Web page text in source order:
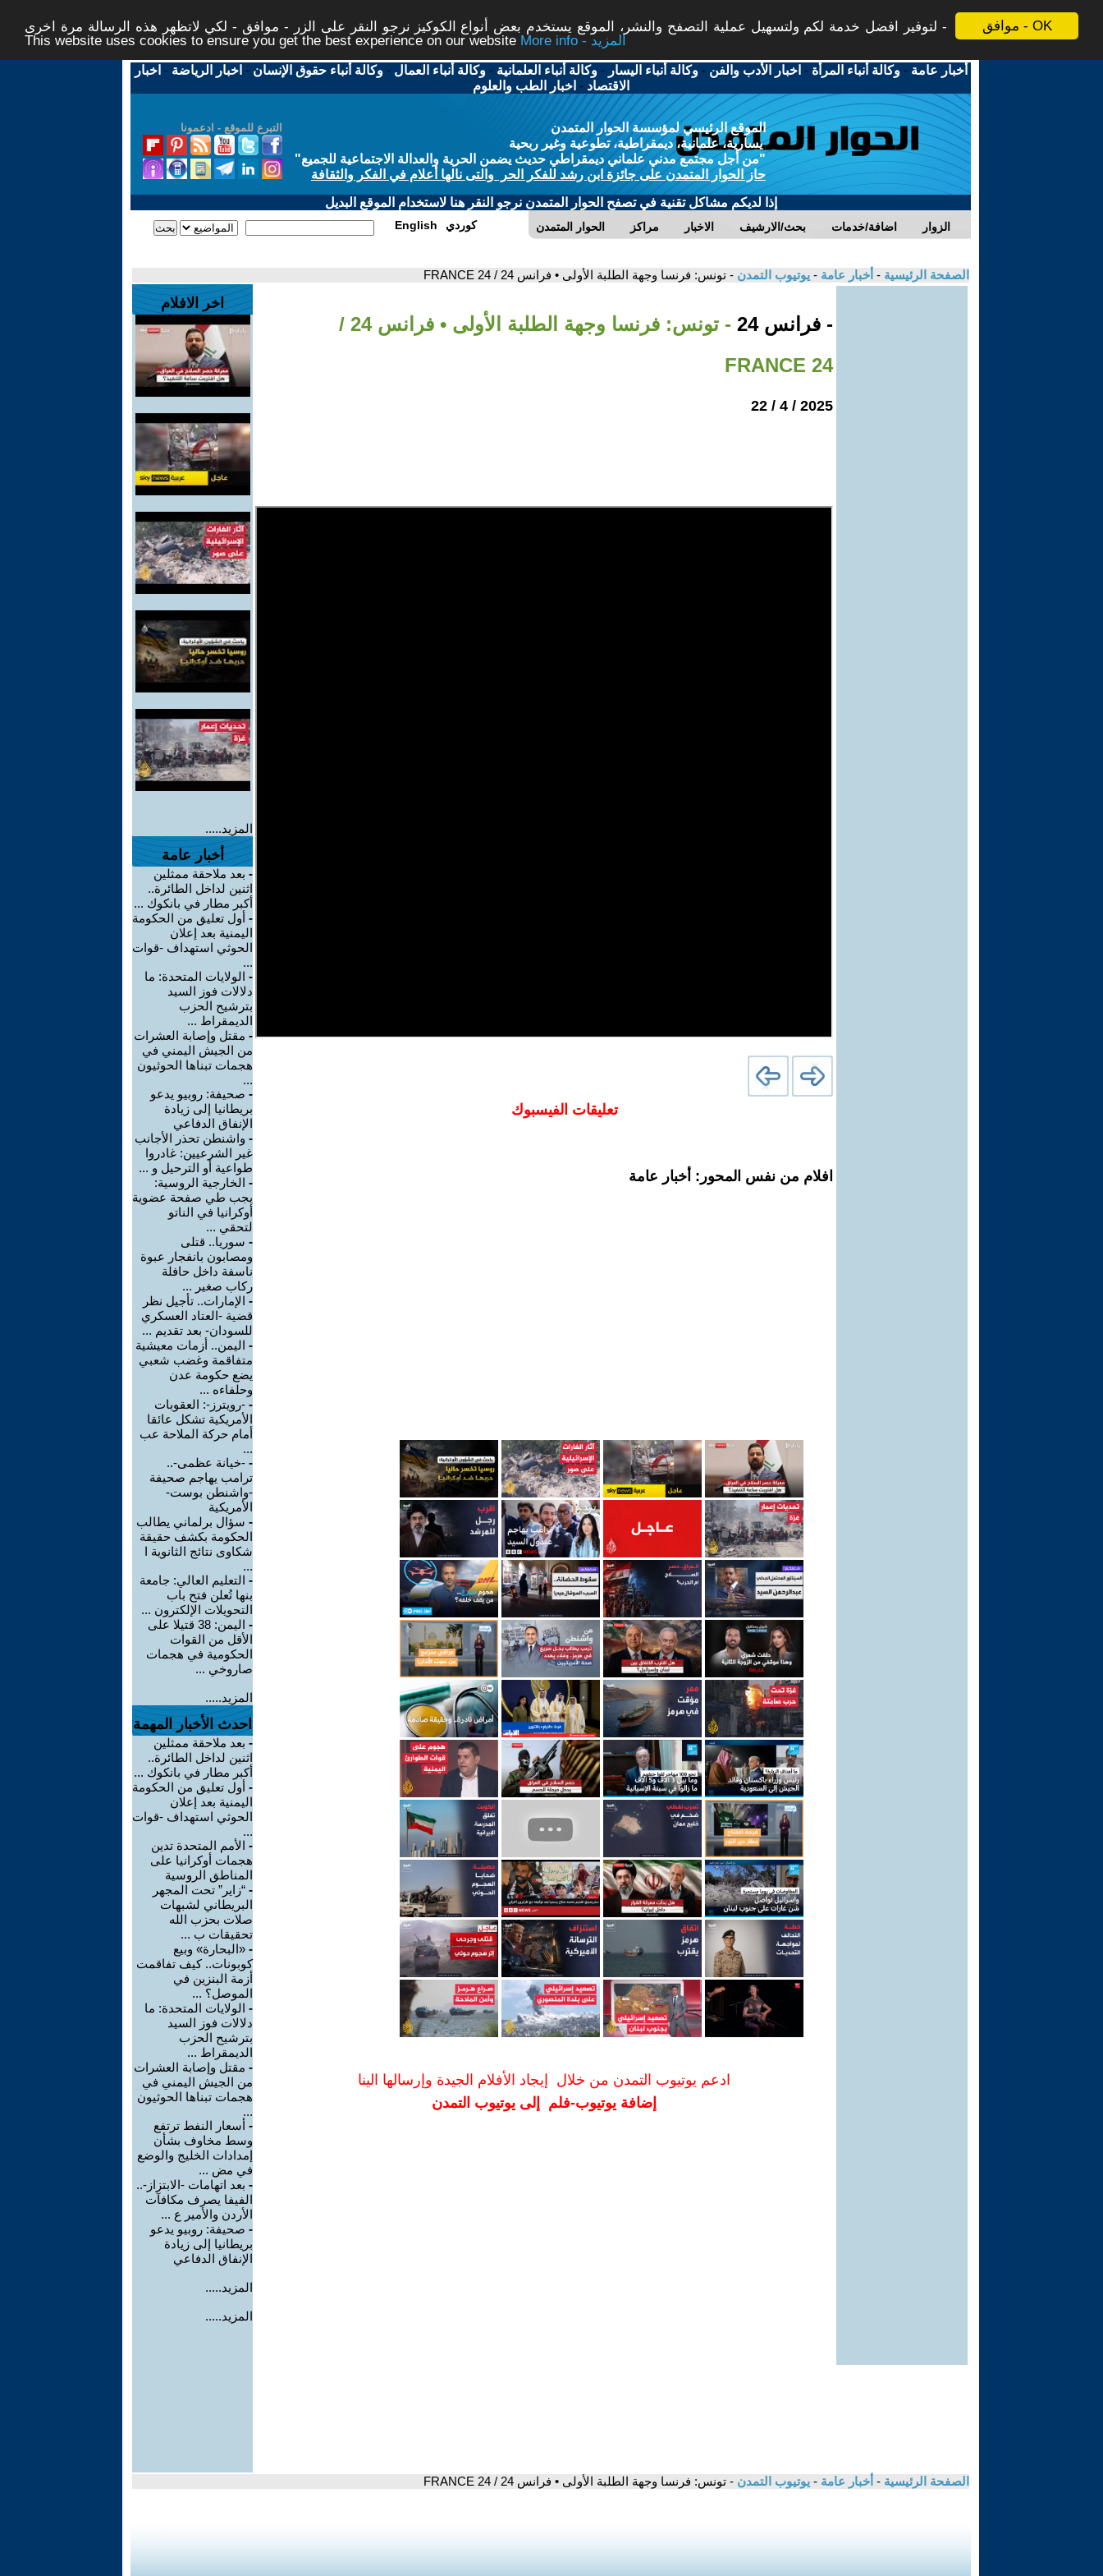
موافق - OK
لتوفير افضل خدمة لكم ولتسهيل عملية التصفح والنشر، الموقع يستخدم بعض أنواع الكوكيز نرجو النقر على الزر - موافق - لكي لاتظهر هذه الرسالة مرة اخرى -
This website uses cookies to ensure you get the best experience on our website
More info - المزيد
أخبار عامة -وكالة أنباء المرأة - اخبار الأدب والفن -وكالة أنباء اليسار -وكالة أنباء العلمانية -وكالة أنباء العمال -وكالة أنباء حقوق الإنسان - اخبار الرياضة - اخبار
الاقتصاد - اخبار الطب والعلوم
التبرع للموقع - ادعمونا
الموقع الرئيسي لمؤسسة الحوار المتمدن
يسارية، علمانية، ديمقراطية، تطوعية وغير ربحية
"من أجل مجتمع مدني علماني ديمقراطي حديث يضمن الحرية والعدالة الاجتماعية للجميع"
حاز الحوار المتمدن على جائزة ابن رشد للفكر الحر والتى نالها أعلام في الفكر والثقافة
إذا لديكم مشاكل تقنية في تصفح الحوار المتمدن نرجو النقر هنا لاستخدام الموقع البديل
الحوار المتمدن مراكز الاخبار بحث/الارشيف اضافة/خدمات الزوار English كوردي
الصفحة الرئيسية - أخبار عامة - يوتيوب التمدن - تونس: فرنسا وجهة الطلبة الأولى • فرانس 24 / FRANCE 24
- فرانس 24
- تونس: فرنسا وجهة الطلبة الأولى • فرانس 24 /
FRANCE 24
2025 / 4 / 22
تعليقات الفيسبوك
افلام من نفس المحور: أخبار عامة
ادعم يوتيوب التمدن من خلال إيجاد الأفلام الجيدة وإرسالها الينا
إضافة يوتيوب-فلم إلى يوتيوب التمدن
اخر الافلام
المزيد.....
أخبار عامة
- بعد ملاحقة ممثلين
اثنين لداخل الطائرة..
أكبر مطار في بانكوك ...
- أول تعليق من الحكومة
اليمنية بعد إعلان
الحوثي استهداف -قوات
...
- الولايات المتحدة: ما
دلالات فوز السيد
بترشيح الحزب
الديمقراط ...
- مقتل وإصابة العشرات
من الجيش اليمني في
هجمات تبناها الحوثيون
...
- صحيفة: روبيو يدعو
بريطانيا إلى زيادة
الإنفاق الدفاعي
- واشنطن تحذر الأجانب
غير الشرعيين: غادروا
طواعية أو الترحيل و ...
- الخارجية الروسية:
يجب طي صفحة عضوية
أوكرانيا في الناتو
لتحقي ...
- سوريا.. قتلى
ومصابون بانفجار عبوة
ناسفة داخل حافلة
ركاب صغير ...
- الإمارات.. تأجيل نظر
قضية -العتاد العسكري
للسودان- بعد تقديم ...
- اليمن.. أزمات معيشية
متفاقمة وغضب شعبي
يضع حكومة عدن
وحلفاءه ...
- -رويترز-: العقوبات
الأمريكية تشكل عائقا
أمام حركة الملاحة عب
...
- -خيانة عظمى-..
ترامب يهاجم صحيفة
-واشنطن بوست-
الأمريكية
- سؤال برلماني يطالب
الحكومة بكشف حقيقة
شكاوى نتائج الثانوية ا
...
- التعليم العالي: جامعة
بنها تُعلن فتح باب
التحويلات الإلكترون ...
-
اليمن: 38 قتيلا على
الأقل من القوات
الحكومية في هجمات
صاروخي ...
المزيد.....
احدث الأخبار المهمة
- بعد ملاحقة ممثلين
اثنين لداخل الطائرة..
أكبر مطار في بانكوك ...
- أول تعليق من الحكومة
اليمنية بعد إعلان
الحوثي استهداف -قوات
...
- الأمم المتحدة تدين
هجمات أوكرانيا على
المناطق الروسية
- “زاير” تحت المجهر
البريطاني لشبهات
صلات بحزب الله
تحقيقات ب ...
- «البحارة» وبيع
كوبونات.. كيف تفاقمت
أزمة البنزين في
الموصل؟ ...
- الولايات المتحدة: ما
دلالات فوز السيد
بترشيح الحزب
الديمقراط ...
- مقتل وإصابة العشرات
من الجيش اليمني في
هجمات تبناها الحوثيون
...
- أسعار النفط ترتفع
وسط مخاوف بشأن
إمدادات الخليج والوضع
في مض ...
- بعد اتهامات -الابتزاز-..
الفيفا يصرف مكافآت
الأردن والأمير ع ...
- صحيفة: روبيو يدعو
بريطانيا إلى زيادة
الإنفاق الدفاعي
المزيد.....
المزيد.....
الصفحة الرئيسية - أخبار عامة - يوتيوب التمدن - تونس: فرنسا وجهة الطلبة الأولى • فرانس 24 / FRANCE 24